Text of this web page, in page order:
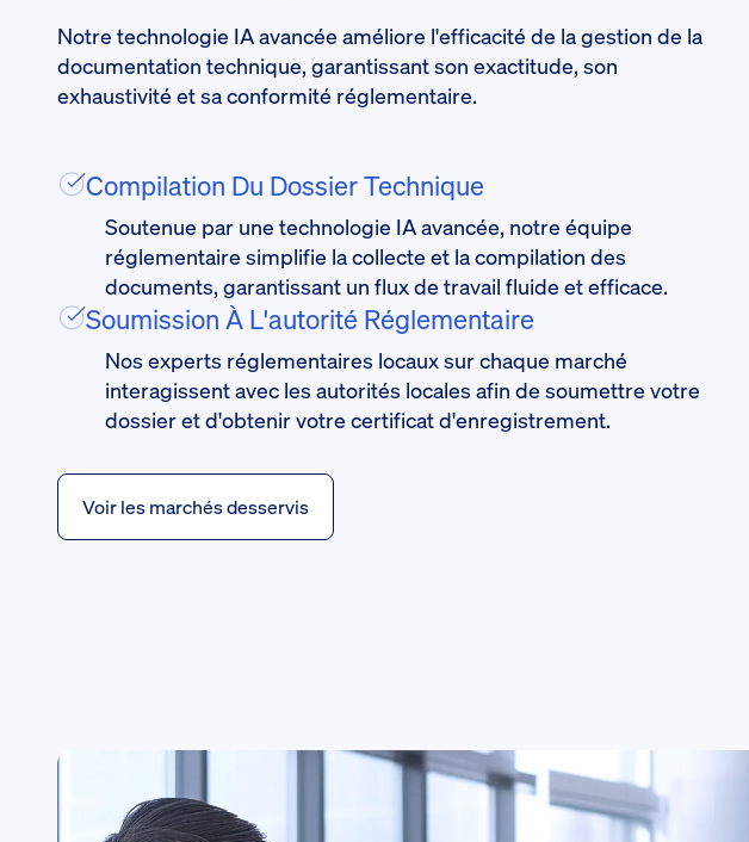
Notre technologie IA avancée améliore l'efficacité de la gestion de la
documentation technique, garantissant son exactitude, son
exhaustivité et sa conformité réglementaire.
Compilation Du Dossier Technique
Soutenue par une technologie IA avancée, notre équipe
réglementaire simplifie la collecte et la compilation des
documents, garantissant un flux de travail fluide et efficace.
Soumission À L'autorité Réglementaire
Nos experts réglementaires locaux sur chaque marché
interagissent avec les autorités locales afin de soumettre votre
dossier et d'obtenir votre certificat d'enregistrement.
Voir les marchés desservis